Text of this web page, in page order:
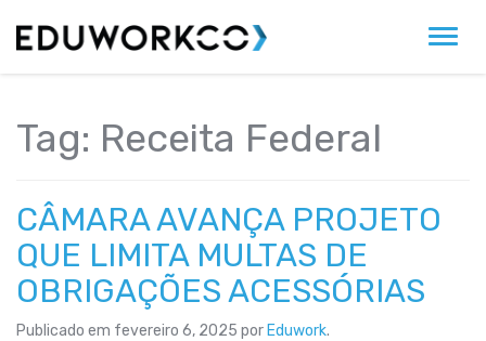
Tag: Receita Federal
CÂMARA AVANÇA PROJETO
QUE LIMITA MULTAS DE
OBRIGAÇÕES ACESSÓRIAS
Publicado em fevereiro 6, 2025 por Eduwork.